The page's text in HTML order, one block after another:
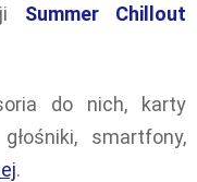
Summer Chillout
do nich, karty
smartfony,
.